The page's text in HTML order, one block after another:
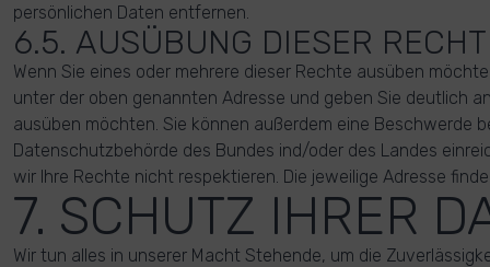
persönlichen Daten entfernen.
6.5. AUSÜBUNG DIESER
Wenn Sie eines oder mehrere dieser Rechte ausüben
unter der oben genannten Adresse und geben Sie deutlich
ausüben möchten. Sie können außerdem eine Beschwerde
Datenschutzbehörde des Bundes ind/oder des Landes
wir Ihre Rechte nicht respektieren. Die jeweilige Adresse
7. SCHUTZ IHRER
Wir tun alles in unserer Macht Stehende, um die